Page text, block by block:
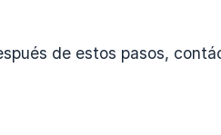
de estos pasos,